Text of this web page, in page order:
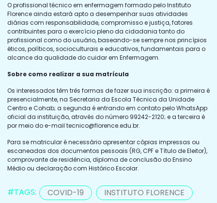
O profissional técnico em enfermagem formado pelo Instituto
Florence ainda estará apto a desempenhar suas atividades
diárias com responsabilidade, compromisso e justiça, fatores
contribuintes para o exercício pleno da cidadania tanto do
profissional como do usuário, baseando-se sempre nos princípios
éticos, políticos, socioculturais e educativos, fundamentais para o
alcance da qualidade do cuidar em Enfermagem.
Sobre como realizar a sua matrícula
Os interessados têm três formas de fazer sua inscrição: a primeira é
presencialmente, na Secretaria da Escola Técnica da Unidade
Centro e Cohab; a segunda é entrando em contato pelo WhatsApp
oficial da instituição, através do número 99242-2120; e a terceira é
por meio do e-mail tecnico@florence.edu.br.
Para se matricular é necessário apresentar cópias impressas ou
escaneadas dos documentos pessoais (RG, CPF e Título de Eleitor),
comprovante de residência, diploma de conclusão do Ensino
Médio ou declaração com Histórico Escolar.
#TAGS: COVID-19 INSTITUTO FLORENCE